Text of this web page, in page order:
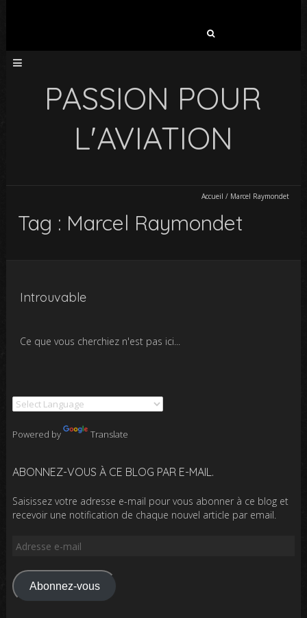
PASSION POUR
L'AVIATION
Accueil / Marcel Raymondet
Tag : Marcel Raymondet
Introuvable
Ce que vous cherchiez n'est pas ici...
Powered by Translate
ABONNEZ-VOUS À CE BLOG PAR E-MAIL.
Saisissez votre adresse e-mail pour vous abonner à ce blog et
recevoir une notification de chaque nouvel article par email.
Adresse
mail
Abonnez-vous